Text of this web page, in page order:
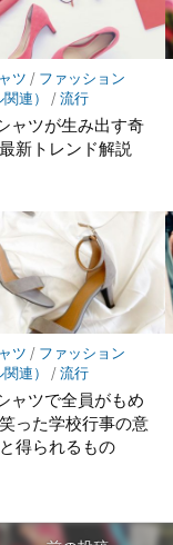
ツ / ファッション
連）
/流行
ャツが生み出す奇
新トレンド解説
ツ / ファッション
連）
/流行
ャツで全員がもめ
った学校行事の意
得られるもの